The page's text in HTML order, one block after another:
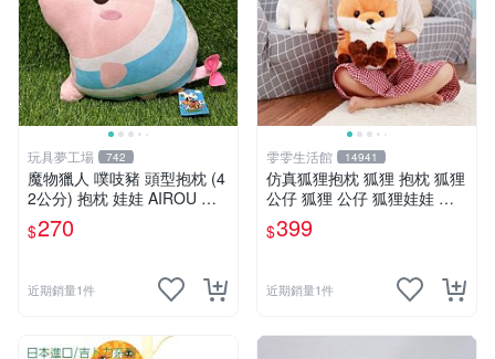
玩具夢工場 742
魔物獵人 噗吱豬 頭型抱枕 (4
2公分) 抱枕 娃娃 AIROU 艾
路 梅拉路 艾路貓
$270
近期銷量1件
雯雯生活館 14941
仿真狐狸抱枕 狐狸 抱枕 狐狸
公仔 狐狸 公仔 狐狸娃娃 狐
狸 娃娃 玩偶 玩具 聖誕節 生
日 情人節禮物禮品
$399
近期銷量1件